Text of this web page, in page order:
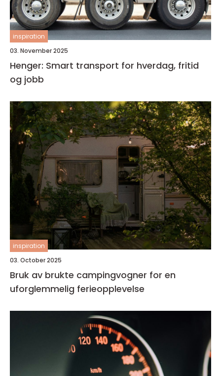
inspiration
03. November 2025
Henger: Smart transport for hverdag, fritid
og jobb
inspiration
03. October 2025
Bruk av brukte campingvogner for en
uforglemmelig ferieopplevelse